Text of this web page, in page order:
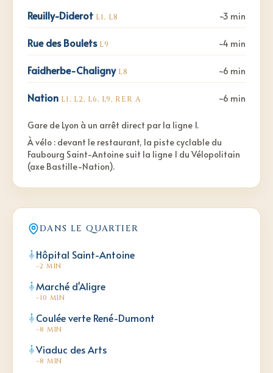
Reuilly-Diderot L1, L8 ~3 min
Rue des Boulets L9 ~4 min
Faidherbe-Chaligny L8 ~6 min
Nation L1, L2, L6, L9, RER A ~6 min
Gare de Lyon à un arrêt direct par la ligne 1.
À vélo : devant le restaurant, la piste cyclable du
Faubourg Saint-Antoine suit la ligne 1 du Vélopolitain
(axe Bastille-Nation).
DANS LE QUARTIER
Hôpital Saint-Antoine
~2 MIN
Marché d'Aligre
~10 MIN
Coulée verte René-Dumont
~8 MIN
Viaduc des Arts
~8 MIN